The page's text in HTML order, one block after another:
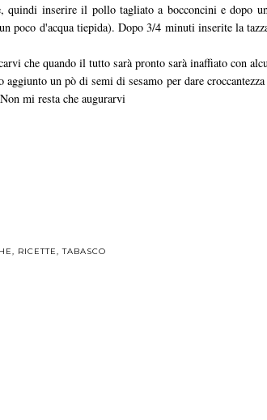
quindi inserire il pollo tagliato a bocconcini e dopo
poco d'acqua tiepida). Dopo 3/4 minuti inserite la
che quando il tutto sarà pronto sarà inaffiato con
un pò di semi di sesamo per dare
mi resta che augurarvi
, RICETTE,TABASCO